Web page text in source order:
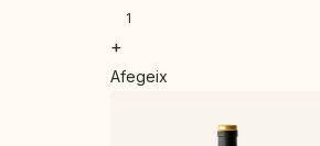
+
Afegeix